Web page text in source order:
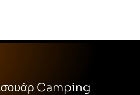
Camping